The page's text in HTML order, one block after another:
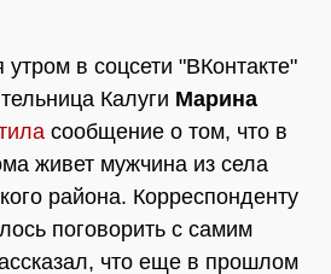
в соцсети "ВКонтакте"
Калуги Марина
сообщение о том, что в
живет мужчина из села
района. Корреспонденту
поговорить с самим
что еще в прошлом